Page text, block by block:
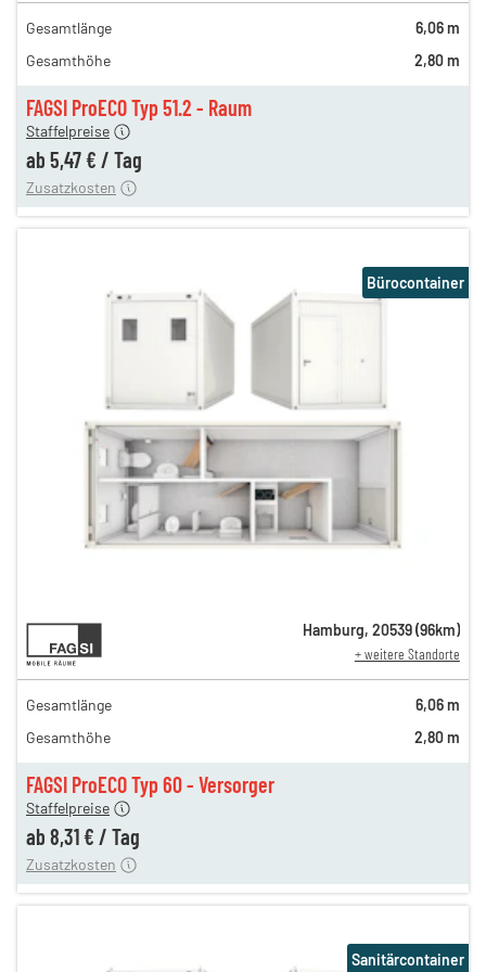
FAGSI ProECO Typ 51.2 - Raum
9,24 €
6,74 €
5,64 €
Staffelpreise
ab 5,47 € / Tag
180,00 €
110,00 €
Zusatzkosten
Gesamtlänge
6,06 m
Gesamthöhe
2,80 m
FAGSI ProECO Typ 60 - Versorger
12,81 €
12,81 €
10,97 €
9,24 €
8,64 €
Staffelpreise
ab 8,31 € / Tag
180,00 €
110,00 €
Zusatzkosten
Bürocontainer
Hamburg, 20539(96km)
+ weitere Standorte
Gesamtlänge
6,06 m
Gesamthöhe
2,80 m
Sanitärcontainer